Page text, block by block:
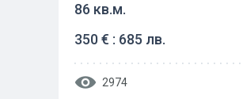
86 кв.м.
350 € : 685 лв.
2974